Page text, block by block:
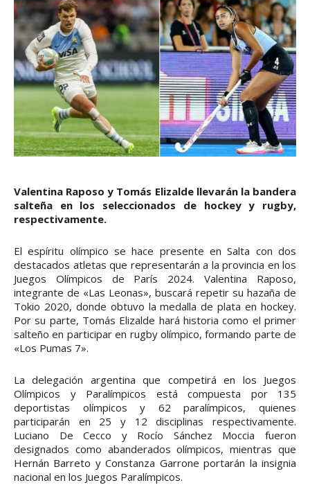
Valentina Raposo y Tomás Elizalde llevarán la bandera
salteña en los seleccionados de hockey y rugby,
respectivamente.
El espíritu olímpico se hace presente en Salta con dos
destacados atletas que representarán a la provincia en los
Juegos Olímpicos de París 2024. Valentina Raposo,
integrante de «Las Leonas», buscará repetir su hazaña de
Tokio 2020, donde obtuvo la medalla de plata en hockey.
Por su parte, Tomás Elizalde hará historia como el primer
salteño en participar en rugby olímpico, formando parte de
«Los Pumas 7».
La delegación argentina que competirá en los Juegos
Olímpicos y Paralímpicos está compuesta por 135
deportistas olímpicos y 62 paralímpicos, quienes
participarán en 25 y 12 disciplinas respectivamente.
Luciano De Cecco y Rocío Sánchez Moccia fueron
designados como abanderados olímpicos, mientras que
Hernán Barreto y Constanza Garrone portarán la insignia
nacional en los Juegos Paralímpicos.